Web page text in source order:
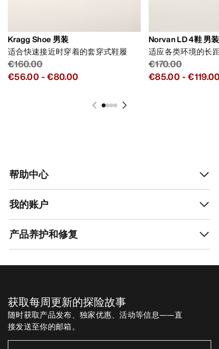
Kragg Shoe 男装
适合快速接近时穿着的套穿式鞋履
€160.00
€56.00 -€80.00
Norvan LD 4鞋 男装
适应各类环境的长
€170.00
€85.00 -
帮助中心
我的账户
产品养护和修复
获取每周更新的探险故事
随时获取产品发布、独家优惠、活动等信息——直
接发送至你的邮箱。